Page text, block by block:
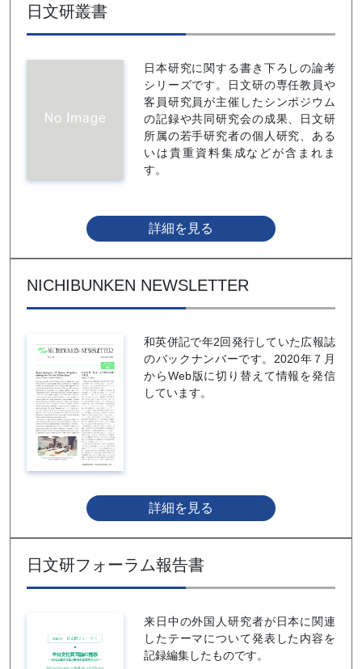
日文研叢書
日本研究に関する書き下ろしの論考
シリーズです。日文研の専任教員や
客員研究員が主催したシンポジウム
の記録や共同研究会の成果、日文研
所属の若手研究者の個人研究、ある
いは貴重資料集成などが含まれま
す。
詳細を見る
NICHIBUNKEN NEWSLETTER
和英併記で年2回発行していた広報誌
のバックナンバーです。2020年７月
からWeb版に切り替えて情報を発信
しています。
詳細を見る
日文研フォーラム報告書
来日中の外国人研究者が日本に関連
したテーマについて発表した内容を
記録編集したものです。